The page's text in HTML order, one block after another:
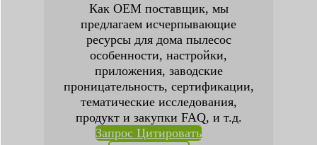
Как OEM поставщик, мы
предлагаем исчерпывающие
ресурсы для дома пылесос
особенности, настройки,
приложения, заводские
проницательность, сертификации,
тематические исследования,
продукт и закупки FAQ, и т.д.
Запрос Цитировать